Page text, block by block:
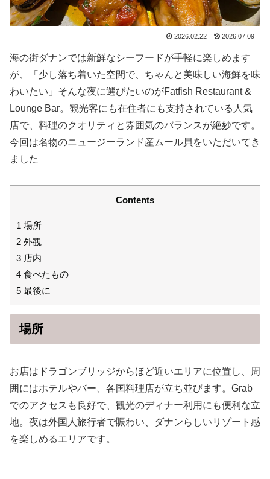
2026.02.22 2026.07.09
海の街ダナンでは新鮮なシーフードが手軽に楽しめます
が、「少し落ち着いた空間で、ちゃんと美味しい海鮮を味
わいたい」そんな夜に選びたいのがFatfish Restaurant &
Lounge Bar。観光客にも在住者にも支持されている人気
店で、料理のクオリティと雰囲気のバランスが絶妙です。
今回は名物のニュージーランド産ムール貝をいただいてき
ました
Contents
1 場所
2 外観
3 店内
4 食べたもの
5 最後に
場所
お店はドラゴンブリッジからほど近いエリアに位置し、周
囲にはホテルやバー、各国料理店が立ち並びます。Grab
でのアクセスも良好で、観光のディナー利用にも便利な立
地。夜は外国人旅行者で賑わい、ダナンらしいリゾート感
を楽しめるエリアです。